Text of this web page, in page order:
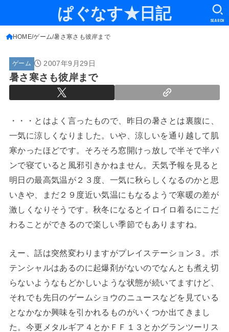
ぱぐなす★日記 SEARCH
HOME ゲーム 暑さ寒さも彼岸まで
ゲーム 2007年9月29日
暑さ寒さも彼岸まで
・・・とはよく言ったもので、昨日の暑さとは裏腹に、
一気に涼しくなりました。いや、涼しいを通り越して肌
寒かったほどです。そろそろ窓開けっ放しで半そで半パ
ンで寝ていると風邪引きかねません。天気予報を見ると
明日の最高気温が２３度、一気に秋らしくなるのかと思
いきや、まだ２９度近い気温にもなるようで寒暖の差が
激しくなりそうです。秋冬になるとイロイロ着るにこだ
わることができるので楽しい季節でもありますね。
えー、話は突然変わりますがプレイステーション３。ポ
テンシャルはあるのに起爆剤がないのでなんとも煮え切
らないようなもどかしいような状態が続いてますけど、
それでも先日のゲームショウのニュースなどを見ている
となかなか興味を引かれるものがいくつか出てきまし
た。今更メタルギア４とかＦＦ１３とかグランツーリス